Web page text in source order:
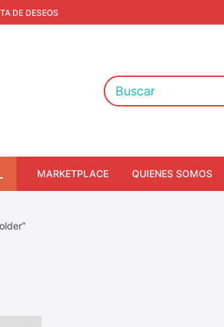
DE DESEOS
MARKETPLACE QUIENES SOMOS